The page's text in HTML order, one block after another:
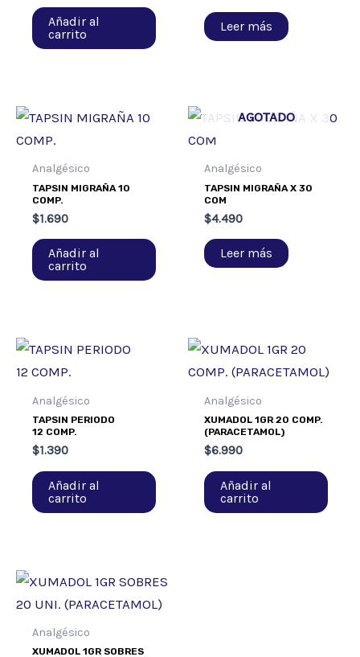
Añadir al
carrito
Leer más
Analgésico
TAPSIN MIGRAÑA 10
COMP.
$1.690
Añadir al
carrito
AGOTADO
Analgésico
TAPSIN MIGRAÑA X 30
COM
$4.490
Leer más
Analgésico
TAPSIN PERIODO
12 COMP.
$1.390
Añadir al
carrito
Analgésico
XUMADOL 1GR 20 COMP.
(PARACETAMOL)
$6.990
Añadir al
carrito
Analgésico
XUMADOL 1GR SOBRES